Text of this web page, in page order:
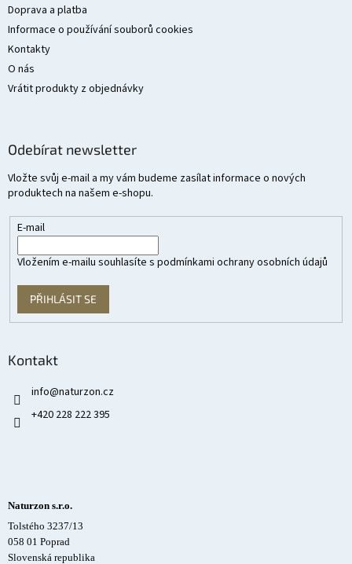
Doprava a platba
Informace o používání souborů cookies
Kontakty
O nás
Vrátit produkty z objednávky
Odebírat newsletter
Vložte svůj e-mail a my vám budeme zasílat informace o nových
produktech na našem e-shopu.
E-mail
Vložením e-mailu souhlasíte s podmínkami ochrany osobních údajů
PŘIHLÁSIT SE
Kontakt
info@naturzon.cz
+420 228 222 395
Naturzon s.r.o.
Tolstého 3237/13
058 01 Poprad
Slovenská republika